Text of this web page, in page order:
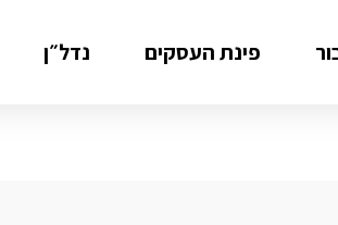
פינת העסקים נדל״ן